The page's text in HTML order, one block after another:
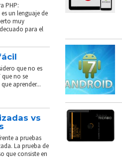
PHP:
un lenguaje de
muy
para el
que no es
no se
aprender...
vs
a pruebas
La prueba de
que consiste en